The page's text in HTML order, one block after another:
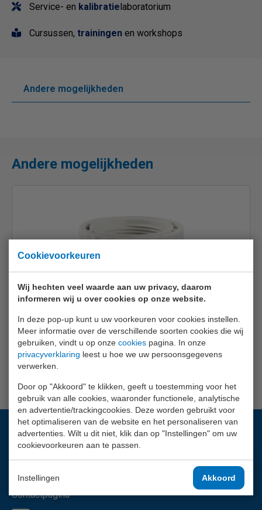
Cookievoorkeuren
Wij hechten veel waarde aan uw privacy, daarom
informeren wij u over cookies op onze website.
In deze pop-up kunt u uw voorkeuren voor cookies instellen.
Meer informatie over de verschillende soorten cookies die wij
gebruiken, vindt u op onze cookies pagina. In onze
privacyverklaring leest u hoe we uw persoonsgegevens
verwerken.
Door op "Akkoord" te klikken, geeft u toestemming voor het
gebruik van alle cookies, waaronder functionele, analytische
en advertentie/trackingcookies. Deze worden gebruikt voor
het optimaliseren van de website en het personaliseren van
advertenties. Wilt u dit niet, klik dan op "Instellingen" om uw
cookievoorkeuren aan te passen.
Instellingen Akkoord
Service- en kalibratielaboratorium
Cursussen, trainingen en workshops
Andere mogelijkheden
Andere mogelijkheden
EURO-INDEX Reduceerstuk R 6/4" x 2"
€ 6,15
Vragen?
02 - 757 92 44
Contactpagina